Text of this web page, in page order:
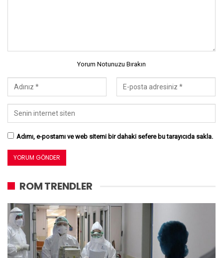
Yorum Notunuzu Bırakın
Adımı, e-postamı ve web sitemi bir dahaki sefere bu tarayıcıda sakla.
ROM TRENDLER